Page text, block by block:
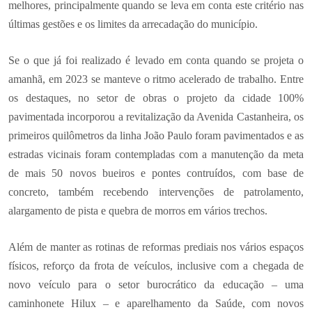
melhores, principalmente quando se leva em conta este critério nas
últimas gestões e os limites da arrecadação do município.
Se o que já foi realizado é levado em conta quando se projeta o
amanhã, em 2023 se manteve o ritmo acelerado de trabalho. Entre
os destaques, no setor de obras o projeto da cidade 100%
pavimentada incorporou a revitalização da Avenida Castanheira, os
primeiros quilômetros da linha João Paulo foram pavimentados e as
estradas vicinais foram contempladas com a manutenção da meta
de mais 50 novos bueiros e pontes contruídos, com base de
concreto, também recebendo intervenções de patrolamento,
alargamento de pista e quebra de morros em vários trechos.
Além de manter as rotinas de reformas prediais nos vários espaços
físicos, reforço da frota de veículos, inclusive com a chegada de
novo veículo para o setor burocrático da educação – uma
caminhonete Hilux – e aparelhamento da Saúde, com novos